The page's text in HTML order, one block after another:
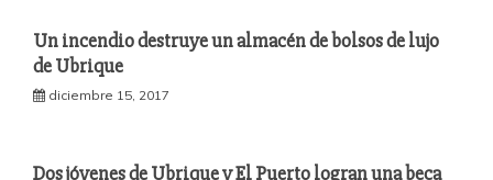
Un incendio destruye un almacén de bolsos de lujo
de Ubrique
diciembre 15, 2017
Dos jóvenes de Ubrique y El Puerto logran una beca